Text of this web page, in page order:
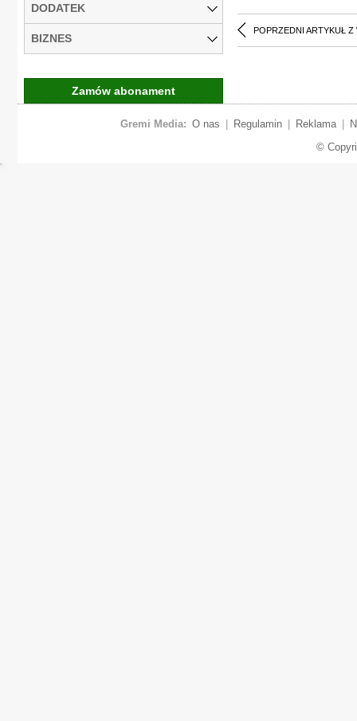
POPRZEDNI ARTYKUŁ Z
DODATEK
BIZNES
Zamów abonament
Gremi Media: O nas Regulamin Reklama
©